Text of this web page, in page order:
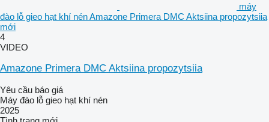
máy
đào lỗ gieo hạt khí nén Amazone Primera DMC Aktsiina propozytsiia
mới
4
VIDEO
Amazone Primera DMC Aktsiina propozytsiia
Yêu cầu báo giá
Máy đào lỗ gieo hạt khí nén
2025